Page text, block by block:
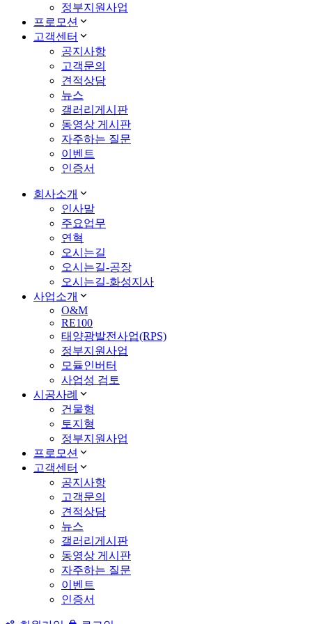
정부지원사업
프로모션
고객센터
공지사항
고객문의
견적상담
뉴스
갤러리게시판
동영상 게시판
자주하는 질문
이벤트
인증서
회사소개
인사말
주요업무
연혁
오시는길
오시는길-공장
오시는길-화성지사
사업소개
O&M
RE100
태양광발전사업(RPS)
정부지원사업
모듈인버터
사업성 검토
시공사례
건물형
토지형
정부지원사업
프로모션
고객센터
공지사항
고객문의
견적상담
뉴스
갤러리게시판
동영상 게시판
자주하는 질문
이벤트
인증서